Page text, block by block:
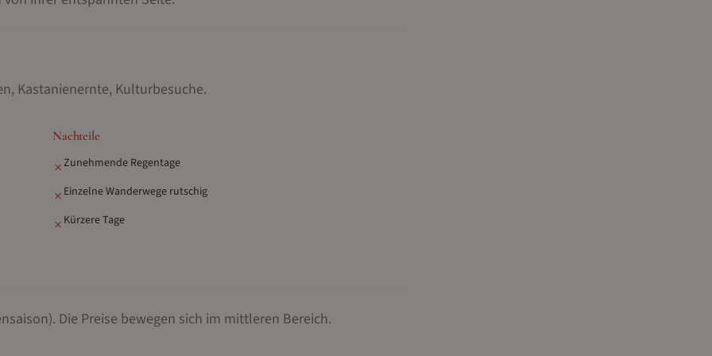
Kastanienernte, Kulturbesuche.
Nachteile
✗Zunehmende Regentage
✗ Einzelne Wanderwege rutschig
✗ Kürzere Tage
Die Preise bewegen sich im mittleren Bereich.